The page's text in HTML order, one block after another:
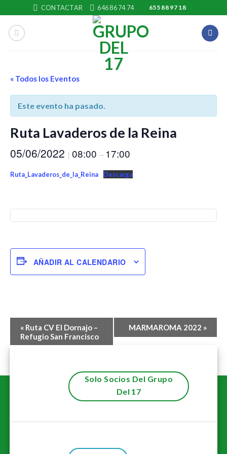
to
content
CONTACTAR 646 86 74 74 655 88 97 18
« Todos los Eventos
Este evento ha pasado.
Ruta Lavaderos de la Reina
05/06/2022 | 08:00 – 17:00
Ruta_Lavaderos_de_la_Reina Descarga
AÑADIR AL CALENDARIO
Navegación
del
« Ruta CV El Dornajo –
Refugio San Francisco
MARMAROMA 2022 »
Solo Socios Del Grupo
Del 17